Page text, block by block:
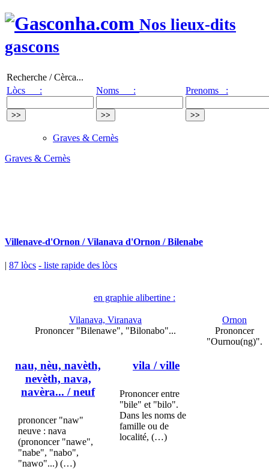
Nos lieux-dits
gascons
Recherche / Cèrca...
Lòcs :
Noms : Prenoms :
Graves & Cernès
Graves & Cernès
Villenave-d'Ornon / Vilanava d'Ornon / Bilenabe
| 87 lòcs - liste rapide des lòcs
en graphie alibertine :
Vilanava, Viranava
Prononcer "Bilenawe", "Bilonabo"...
nau, nèu, navèth,
nevèth, nava,
navèra... / neuf
prononcer "naw"
neuve : nava
(prononcer "nawe",
"nabe", "nabo",
"nawo"...) (…)
vila / ville
Prononcer entre
"bile" et "bilo".
Dans les noms de
famille ou de
localité, (…)
Ornon
Prononcer
"Ournou(ng)".